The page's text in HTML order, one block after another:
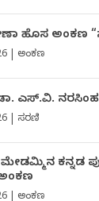
ಹೊಸ ಅಂಕಣ
ಅಂಕಣ
ಎಸ್.ವಿ.
ಸರಣಿ
ಕನ್ನಡ
ಅಂಕಣ